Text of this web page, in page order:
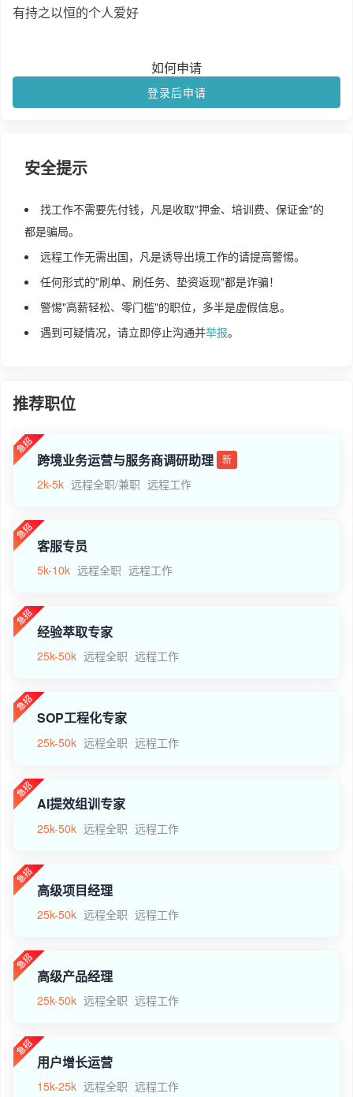
有持之以恒的个人爱好
如何申请
登录后申请
安全提示
找工作不需要先付钱，凡是收取"押金、培训费、保证金"的
都是骗局。
远程工作无需出国，凡是诱导出境工作的请提高警惕。
任何形式的"刷单、刷任务、垫资返现"都是诈骗！
警惕"高薪轻松、零门槛"的职位，多半是虚假信息。
遇到可疑情况，请立即停止沟通并举报。
推荐职位
跨境业务运营与服务商调研助理 新
2k-5k 远程全职/兼职 远程工作
客服专员
5k-10k 远程全职 远程工作
经验萃取专家
25k-50k 远程全职 远程工作
SOP工程化专家
25k-50k 远程全职 远程工作
AI提效组训专家
25k-50k 远程全职 远程工作
高级项目经理
25k-50k 远程全职 远程工作
高级产品经理
25k-50k 远程全职 远程工作
用户增长运营
15k-25k 远程全职 远程工作